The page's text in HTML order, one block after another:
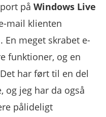
påWindows Live
mail klienten
. En meget skrabet e-
funktioner, og en
har ført til en del
og jeg har da også
pålideligt